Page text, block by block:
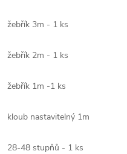
žebřík 3m - 1 ks
žebřík 2m - 1 ks
žebřík 1m -1 ks
kloub nastavitelný 1m
28-48 stupňů - 1 ks